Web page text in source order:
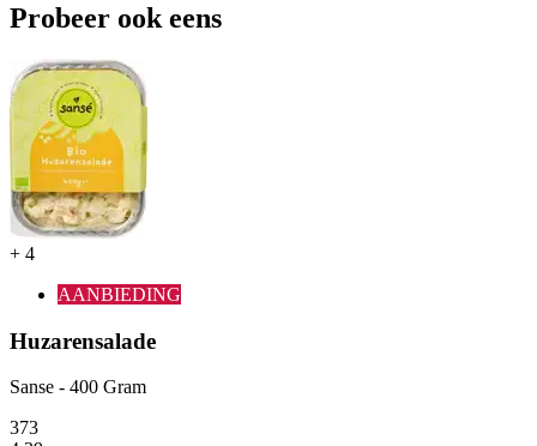
Probeer ook eens
+ 4
AANBIEDING
Huzarensalade
Sanse - 400 Gram
373